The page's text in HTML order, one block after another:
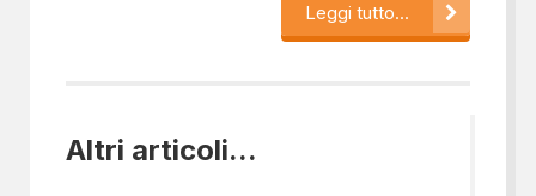
Leggi tutto...
Altri articoli...